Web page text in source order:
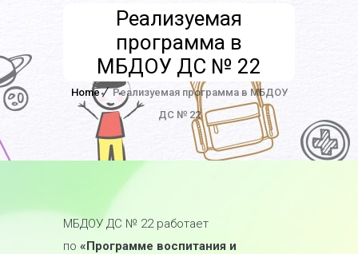
Реализуемая
программа в
МБДОУ ДС № 22
Home
Реализуемая программа в МБДОУ
ДС № 22
МБДОУ ДС № 22 работает
по «Программе воспитания и